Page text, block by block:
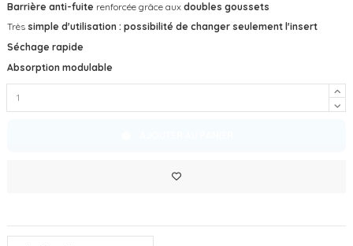
Barrière anti-fuite renforcée grâce aux doubles goussets
Très simple d'utilisation : possibilité de changer seulement l'insert
Séchage rapide
Absorption modulable